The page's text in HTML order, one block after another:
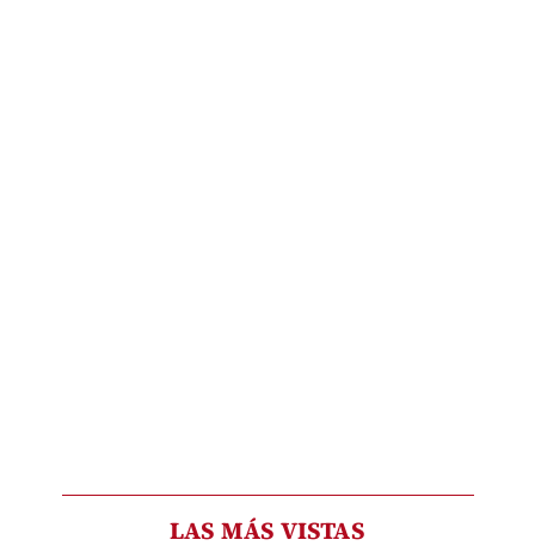
LAS MÁS VISTAS